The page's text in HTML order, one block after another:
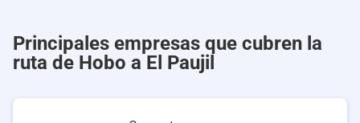
Principales empresas que cubren la
ruta de Hobo a El Paujil